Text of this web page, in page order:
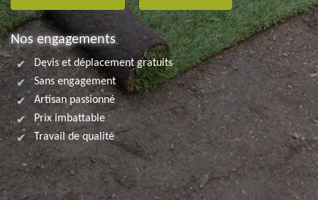
Nos engagements
Devis et déplacement gratuits
Sans engagement
Artisan passionné
Prix imbattable
Travail de qualité